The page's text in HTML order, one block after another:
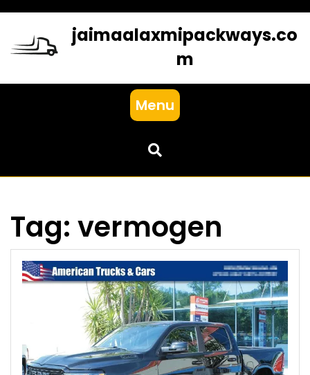
content
jaimaalaxmipackways.co
m
Menu
Tag: vermogen